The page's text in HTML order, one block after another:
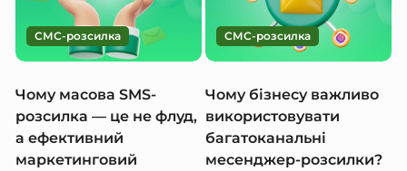
СМС-розсилка
Чому масова SMS-
розсилка — це не флуд,
а ефективний
маркетинговий
СМС-розсилка
Чому бізнесу важливо
використовувати
багатоканальні
месенджер-розсилки?